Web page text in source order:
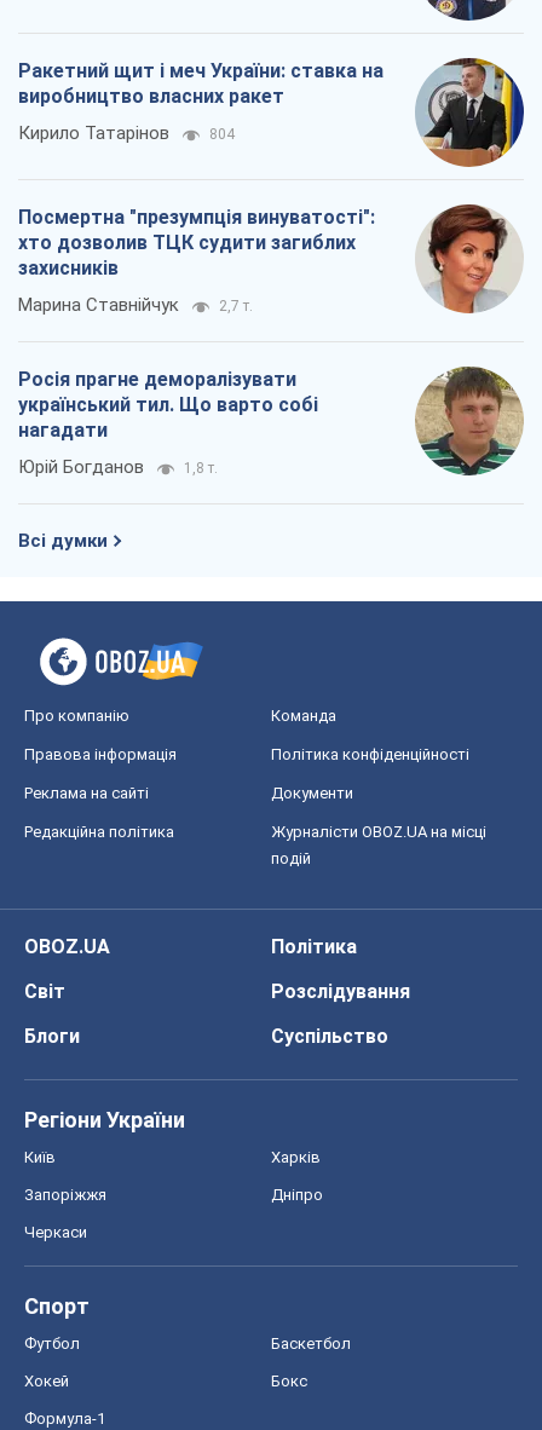
Ракетний щит і меч України: ставка на
виробництво власних ракет
Кирило Татарінов 804
Посмертна "презумпція винуватості":
хто дозволив ТЦК судити загиблих
захисників
Марина Ставнійчук 2,7 т.
Росія прагне деморалізувати
український тил. Що варто собі
нагадати
Юрій Богданов 1,8 т.
Всі думки
Про компанію Команда
Правова інформація Політика конфіденційності
Реклама на сайті Документи
Редакційна політика
Журналісти OBOZ.UA на місці
подій
OBOZ.UA
Політика
Світ
Розслідування
Блоги
Суспільство
Регіони України
Київ Харків
Запоріжжя Дніпро
Черкаси
Спорт
Футбол Баскетбол
Хокей Бокс
Формула-1